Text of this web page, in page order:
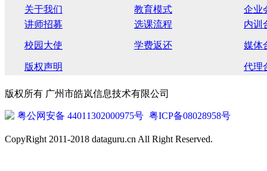
关于我们
教育模式
企业
讲师招募
选课流程 内训
校园大使 学费返还 媒体
版权声明 代理
版权所有 广州市皓岚信息技术有限公司
粤公网安备 44011302000975号 粤ICP备08028958号
CopyRight 2011-2018 dataguru.cn All Right Reserved.